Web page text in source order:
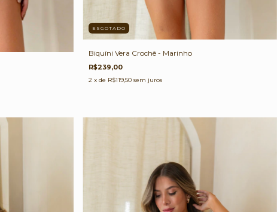
ESGOTADO
Biquíni Vera Crochê - Marinho
R$239,00
2 x de R$119,50 sem juros